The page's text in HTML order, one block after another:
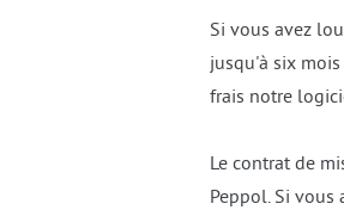
Si vous avez
jusqu'à six
frais notre
Le contrat de
Peppol. Si